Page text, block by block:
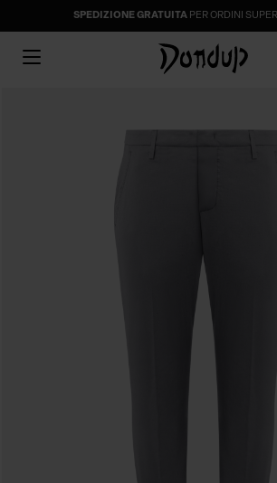
SPEDIZIONE GRATUITAPER ORDINI